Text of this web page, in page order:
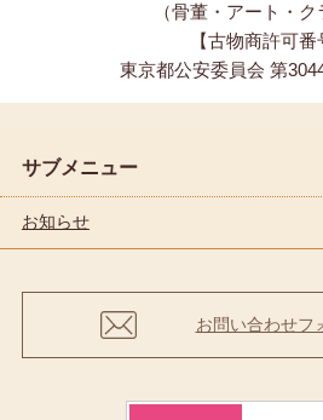
（骨董・アート・ク
【古物商許可番
東京都公安委員会 第
サブメニュー
お知らせ
お問い合わせフ